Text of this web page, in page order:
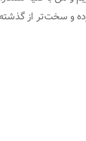
و سخت‌تر از